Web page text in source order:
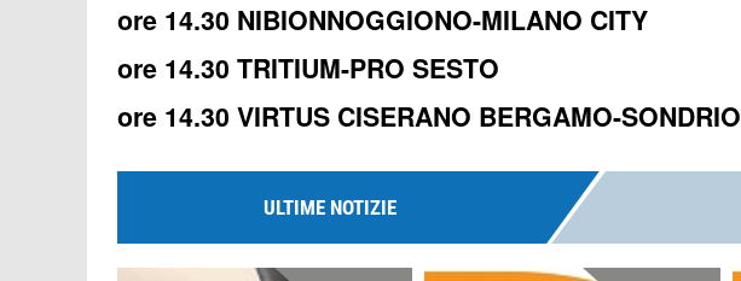
ore 14.30 NIBIONNOGGIONO-MILANO CITY
ore 14.30 TRITIUM-PRO SESTO
ore 14.30 VIRTUS CISERANO BERGAMO-SONDRIO
ULTIME NOTIZIE